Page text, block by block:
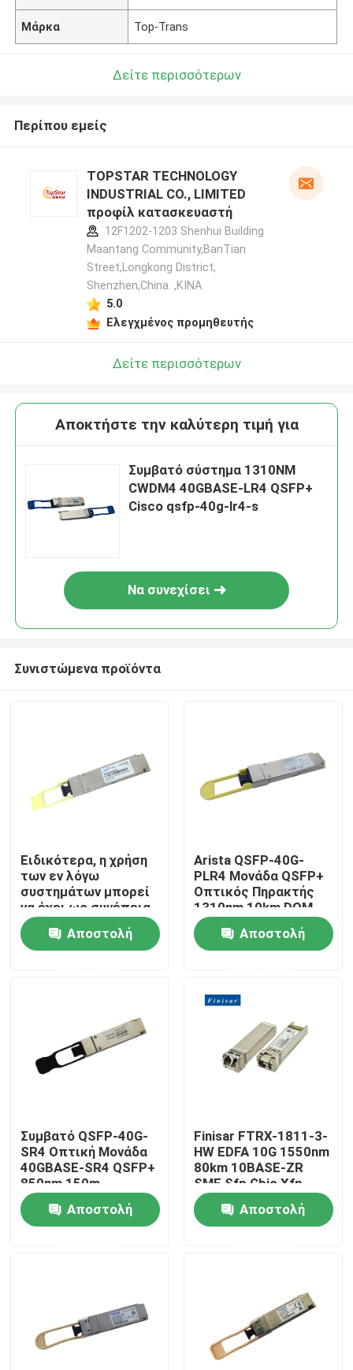
Σπίτι
Γύρος εργοστασίων
Μας ελάτε σε επαφή με
Ειδήσεις
Οπτική μονάδα 400G/800G
Μάρκα Top-Trans
Δείτε περισσότερων
Περίπου εμείς
TOPSTAR TECHNOLOGY
INDUSTRIAL CO., LIMITED
προφίλ κατασκευαστή
12F1202-1203 Shenhui Building
Maantang Community,BanTian
Street,Longkong District,
Shenzhen,China. ,ΚΙΝΑ
5.0
Ελεγχμένος προμηθευτής
Δείτε περισσότερων
Αποκτήστε την καλύτερη τιμή για
Συμβατό σύστημα 1310NM
CWDM4 40GBASE-LR4 QSFP+
Cisco qsfp-40g-lr4-s
Να συνεχίσει
Συνιστώμενα προϊόντα
Ειδικότερα, η χρήση
των εν λόγω
συστημάτων μπορεί
να έχει ως συνέπεια
την απώλεια της
πρόσβασης σε
ηλεκτρικές
Αποστολή
Arista QSFP-40G-
PLR4 Μονάδα QSFP+
Οπτικός Πηρακτής
1310nm 10km DOM
MTP/MPO-12 SMF
Αποστολή
Συμβατό QSFP-40G-
SR4 Οπτική Μονάδα
40GBASE-SR4 QSFP+
850nm 150m
Μεταδότης
MTP/MPOΑποστολή
Finisar FTRX-1811-3-
HW EDFA 10G 1550nm
80km 10BASE-ZR
SMF Sfp Gbic Xfp
Qsfp
Αποστολή